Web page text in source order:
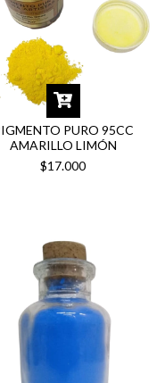
PURO 95CC
AMARILLO LIMÓN
$17.000